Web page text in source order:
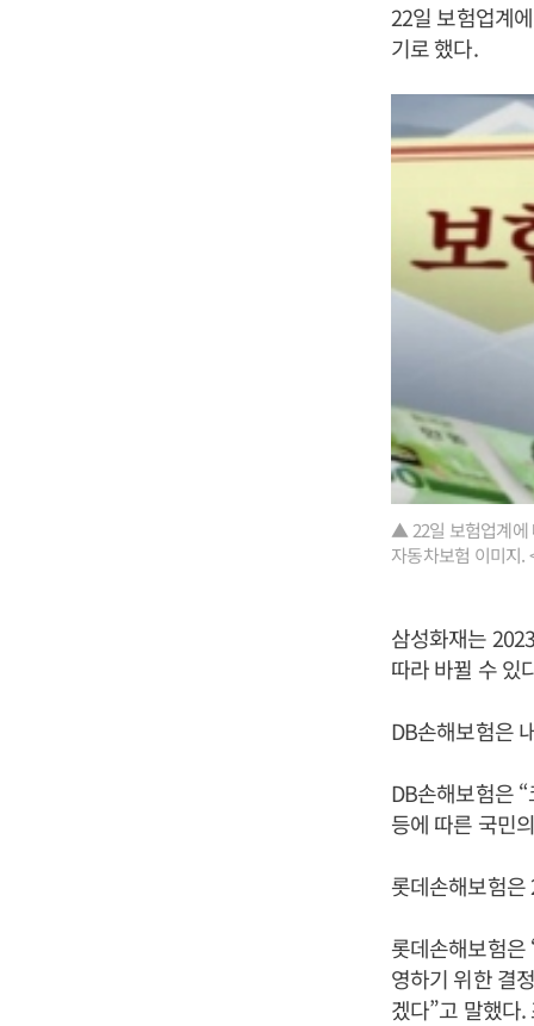
22일 보험업계
기로 했다.
▲ 22일 보험업계에
자동차보험 이미지.
삼성화재는
따라 바뀔 수 있
DB손해보험은
DB손해보험은
등에 따른 국민
롯데손해보험은
롯데손해보험은
영하기 위한 결
겠다”고 말했다